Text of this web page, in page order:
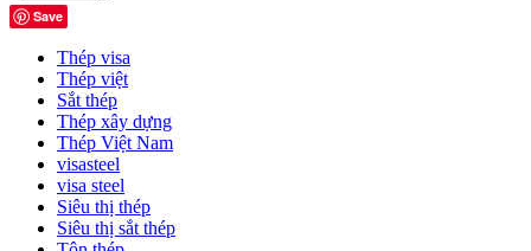
Save
Thép visa
Thép việt
Sắt thép
Thép xây dựng
Thép Việt Nam
visasteel
visa steel
Siêu thị thép
Siêu thị sắt thép